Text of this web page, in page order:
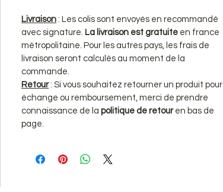
Livraison : Les colis sont envoyés en recommandé
avec signature. La livraison est gratuite en france
métropolitaine. Pour les autres pays, les frais de
livraison seront calculés au moment de la
commande.
Retour: Si vous souhaitez retourner un produit pour
échange ou remboursement, merci de prendre
connaissance de la politique de retour en bas de
page.